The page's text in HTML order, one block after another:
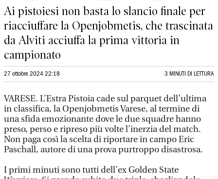
Ai pistoiesi non basta lo slancio finale per
riacciuffare la Openjobmetis, che trascinata
da Alviti acciuffa la prima vittoria in
campionato
27 ottobre 2024 22:18 3 MINUTI DI LETTURA
VARESE. L’Estra Pistoia cade sul parquet dell’ultima
in classifica, la Openjobmetis Varese, al termine di
una sfida emozionante dove le due squadre hanno
preso, perso e ripreso più volte l’inerzia del match.
Non paga così la scelta di riportare in campo Eric
Paschall, autore di una prova purtroppo disastrosa.
I primi minuti sono tutti dell’ex Golden State